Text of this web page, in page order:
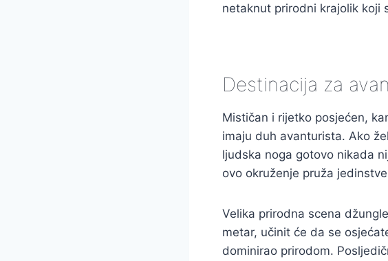
netaknut prirodni krajolik koji
Destinacija za
Mističan i rijetko posjećen,
imaju duh avanturista. Ako
ljudska noga gotovo nikada
ovo okruženje pruža
Velika prirodna scena
metar, učinit će da se
dominirao prirodom.